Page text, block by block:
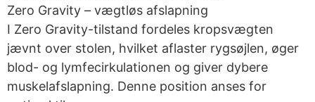
Zero Gravity – vægtløs afslapning
I Zero Gravity-tilstand fordeles kropsvægten
jævnt over stolen, hvilket aflaster rygsøjlen, øger
blod- og lymfecirkulationen og giver dybere
muskelafslapning. Denne position anses for